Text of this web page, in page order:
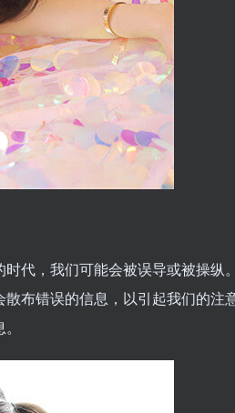
代，我们可能会被误导或被操纵
布错误的信息，以引起我们的注